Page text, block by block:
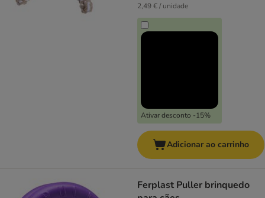
2,49 € / unidade
Ativar desconto -15%
Adicionar ao carrinho
Ferplast Puller brinquedo